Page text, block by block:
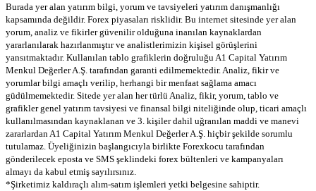
Burada yer alan yatırım bilgi, yorum ve tavsiyeleri yatırım danışmanlığı
kapsamında değildir. Forex piyasaları risklidir. Bu internet sitesinde yer alan
yorum, analiz ve fikirler güvenilir olduğuna inanılan kaynaklardan
yararlanılarak hazırlanmıştır ve analistlerimizin kişisel görüşlerini
yansıtmaktadır. Kullanılan tablo grafiklerin doğruluğu A1 Capital Yatırım
Menkul Değerler A.Ş. tarafından garanti edilmemektedir. Analiz, fikir ve
yorumlar bilgi amaçlı verilip, herhangi bir menfaat sağlama amacı
güdülmemektedir. Sitede yer alan her türlü Analiz, fikir, yorum, tablo ve
grafikler genel yatırım tavsiyesi ve finansal bilgi niteliğinde olup, ticari amaçlı
kullanılmasından kaynaklanan ve 3. kişiler dahil uğranılan maddi ve manevi
zararlardan A1 Capital Yatırım Menkul Değerler A.Ş. hiçbir şekilde sorumlu
tutulamaz. Üyeliğinizin başlangıcıyla birlikte Forexkocu tarafından
gönderilecek eposta ve SMS şeklindeki forex bültenleri ve kampanyaları
almayı da kabul etmiş sayılırsınız.
*Şirketimiz kaldıraçlı alım-satım işlemleri yetki belgesine sahiptir.